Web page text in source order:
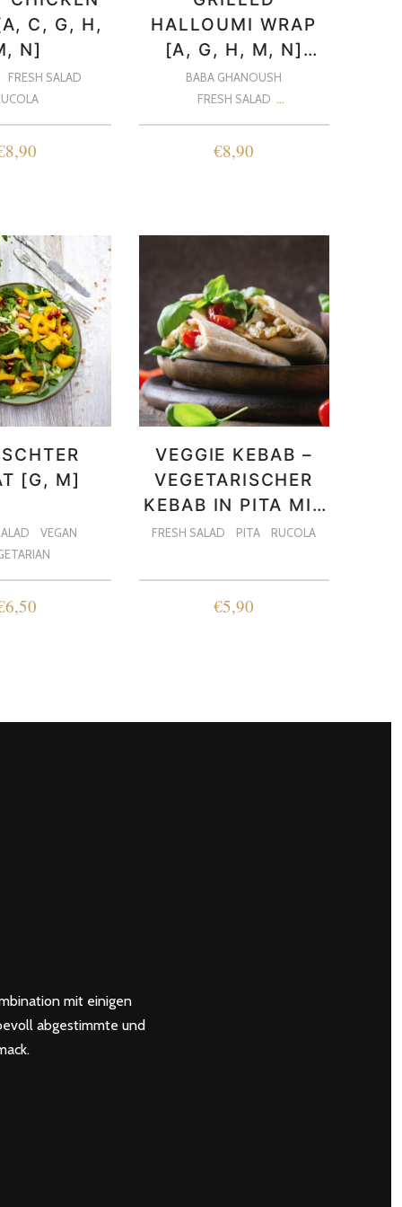
C, G, H,
N]
FRESH SALAD
8,90
HALLOUMI WRAP
[A, G, H, M, N]
VEGETARISCH
BABA GHANOUSH
FRESH SALAD
HALLOUMI CHEESE
€8,90
[G, M]
VEGAN
6,50
VEGGIE KEBAB –
VEGETARISCHER
KEBAB IN PITA MIT
SCHAFSKÄSE [A, G,
FRESH SALAD PITA RUCOLA
€5,90
mit einigen
abgestimmte und